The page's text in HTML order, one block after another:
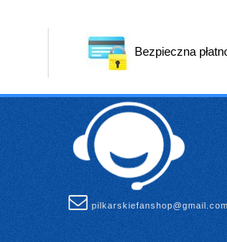
Bezpieczna